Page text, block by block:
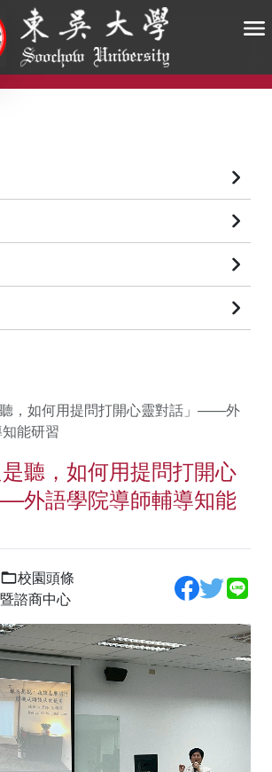
聽，如何用提問打開心靈對話」——外
能研習
是聽，如何用提問打開心
外語學院導師輔導知能
校園頭條
諮商中心